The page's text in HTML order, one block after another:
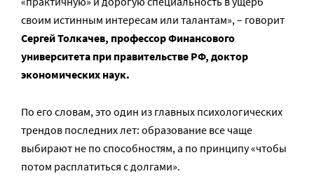
своим истинным интересам или талантам», – говорит
Сергей Толкачев, профессор Финансового
университета при правительстве РФ, доктор
экономических наук.
По его словам, это один из главных психологических
трендов последних лет: образование все чаще
выбирают не по способностям, а по принципу «чтобы
потом расплатиться с долгами».